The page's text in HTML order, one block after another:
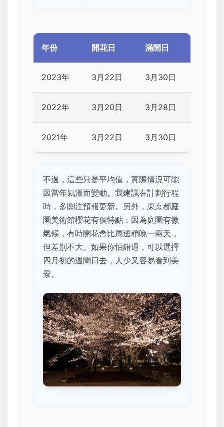
年份 開花日 滿開日
2023年 3月22日 3月30日
2022年 3月20日 3月28日
2021年 3月22日 3月30日
不過，這些只是平均值，實際情況可能
因當年氣溫而變動。我建議在計劃行程
時，多關注預報更新。另外，東京都庭
園美術館櫻花有個特點：因為庭園有微
氣候，有時開花會比周邊稍晚一兩天，
但差別不大。如果你怕錯過，可以選擇
四月初的週間日去，人少又容易看到美
景。